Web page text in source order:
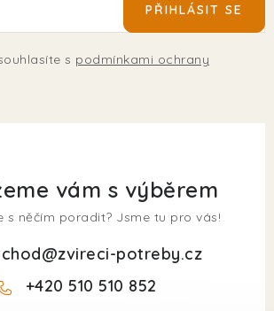
s podmínkami ochrany
PŘIHLÁSIT SE
vám s výběrem
s něčím poradit? Jsme tu pro vás!
@zvireci-potreby.cz
+420 510 510 852